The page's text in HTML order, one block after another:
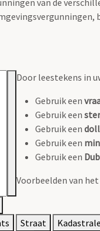
van de
Door leestekens in
Gebruik een
Gebruik een
Gebruik een
Gebruik een
Gebruik een
Voorbeelden van
Straat